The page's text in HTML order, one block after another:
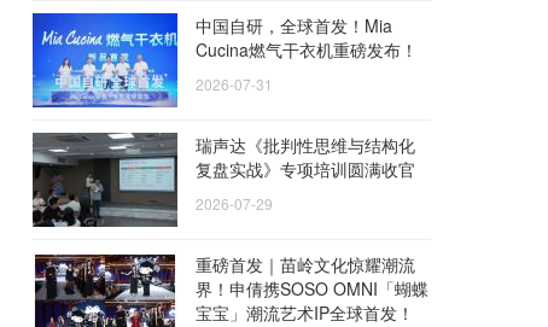
中国自研，全球首发！Mia
Cucina燃气干衣机重磅发布！
2026-07-31
瑞声达《批判性思维与结构化
复盘实战》专项培训圆满收官
2026-07-29
重磅首发｜苗岭文化惊耀潮流
界！申倩携SOSO OMNI「蝴蝶
宝宝」潮流艺术IP全球首发！